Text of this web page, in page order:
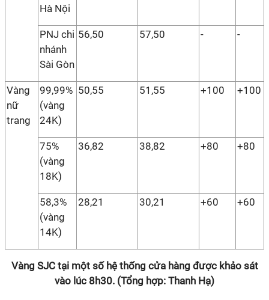
Hà Nội
PNJ chi
nhánh
Sài Gòn
56,50 57,50 - -
Vàng
nữ
trang
99,99%
(vàng
24K)
50,55 51,55 +100 +100
75%
(vàng
18K)
36,82 38,82 +80 +80
58,3%
(vàng
14K)
28,21 30,21 +60 +60
Vàng SJC tại một số hệ thống cửa hàng được khảo sát
vào lúc 8h30. (Tổng hợp: Thanh Hạ)